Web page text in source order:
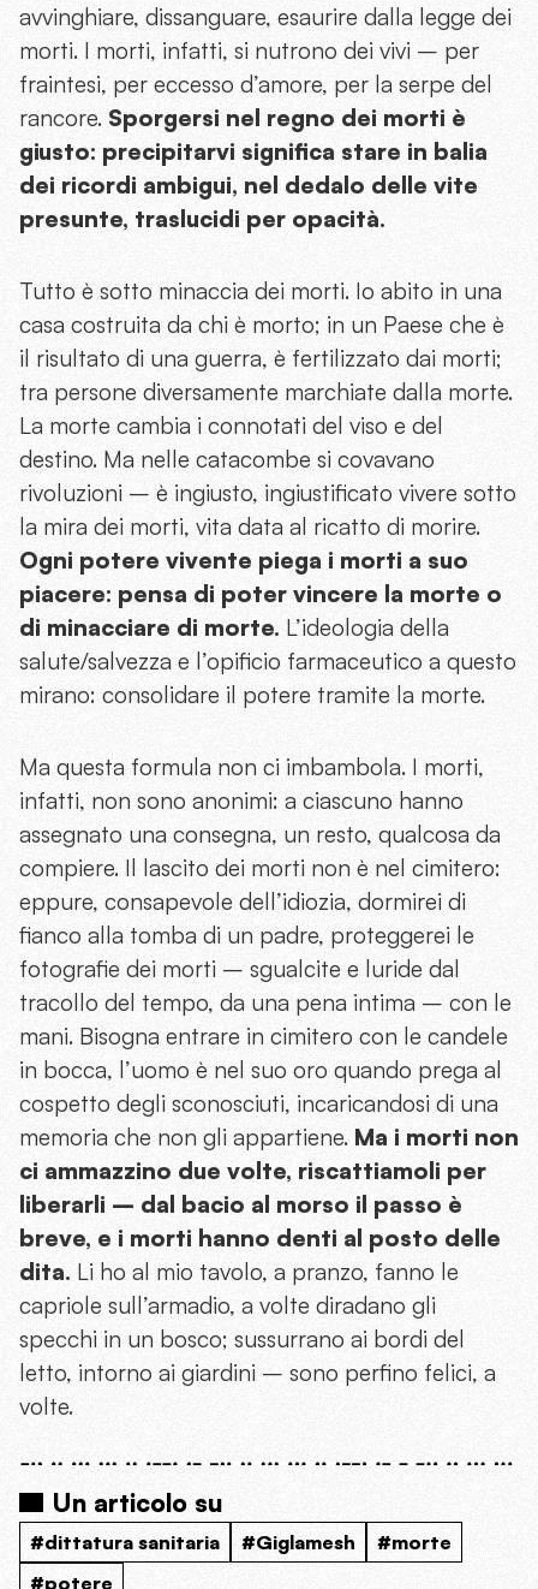
avvinghiare, dissanguare, esaurire dalla legge dei
morti. I morti, infatti, si nutrono dei vivi – per
fraintesi, per eccesso d’amore, per la serpe del
rancore. Sporgersi nel regno dei morti è
giusto: precipitarvi significa stare in balia
dei ricordi ambigui, nel dedalo delle vite
presunte, traslucidi per opacità.
Tutto è sotto minaccia dei morti. Io abito in una
casa costruita da chi è morto; in un Paese che è
il risultato di una guerra, è fertilizzato dai morti;
tra persone diversamente marchiate dalla morte.
La morte cambia i connotati del viso e del
destino. Ma nelle catacombe si covavano
rivoluzioni – è ingiusto, ingiustificato vivere sotto
la mira dei morti, vita data al ricatto di morire.
Ogni potere vivente piega i morti a suo
piacere: pensa di poter vincere la morte o
di minacciare di morte. L’ideologia della
salute/salvezza e l’opificio farmaceutico a questo
mirano: consolidare il potere tramite la morte.
Ma questa formula non ci imbambola. I morti,
infatti, non sono anonimi: a ciascuno hanno
assegnato una consegna, un resto, qualcosa da
compiere. Il lascito dei morti non è nel cimitero:
eppure, consapevole dell’idiozia, dormirei di
fianco alla tomba di un padre, proteggerei le
fotografie dei morti – sgualcite e luride dal
tracollo del tempo, da una pena intima – con le
mani. Bisogna entrare in cimitero con le candele
in bocca, l’uomo è nel suo oro quando prega al
cospetto degli sconosciuti, incaricandosi di una
memoria che non gli appartiene. Ma i morti non
ci ammazzino due volte, riscattiamoli per
liberarli – dal bacio al morso il passo è
breve, e i morti hanno denti al posto delle
dita. Li ho al mio tavolo, a pranzo, fanno le
capriole sull’armadio, a volte diradano gli
specchi in un bosco; sussurrano ai bordi del
letto, intorno ai giardini – sono perfino felici, a
volte.
Un articolo su
#dittatura sanitaria #Giglamesh
#morte
#potere